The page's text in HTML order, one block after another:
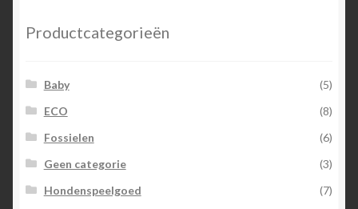
Productcategorieën
Baby
(5)
ECO
(8)
Fossielen
(6)
Geen categorie
(3)
Hondenspeelgoed
(7)